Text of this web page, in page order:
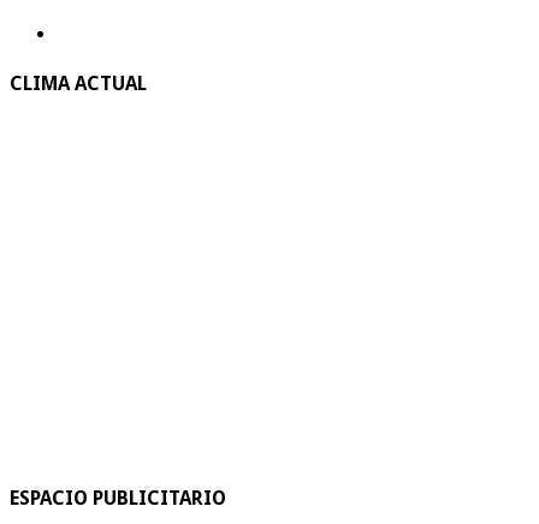
CLIMA ACTUAL
ESPACIO PUBLICITARIO